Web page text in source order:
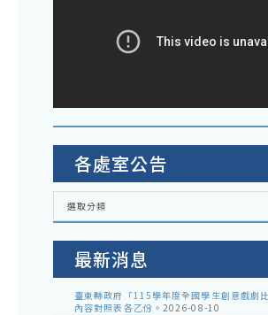
各處室公告
各
室
選取分類
最新消息
臺東縣政府「115學年度全國學生創意戲劇
內容對照表各乙份。 2026-08-10